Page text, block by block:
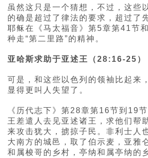
虽然这只是一个猜想，不过，这些
的确是超过了律法的要求，超过了
耶稣在《马太福音》第5章第41节
种走“第二里路”的精神。
亚哈斯求助于亚述王（28:16-25）
可是，和这些以色列的领袖比起来
显得更叫人失望了。
《历代志下》第28章第16节到19
王差遣人去见亚述诸王，求他们帮
来攻击犹大，掳掠子民。非利士人
大南方的城邑，取了伯示麦，亚雅
和属梭哥的乡村，亭纳和属亭纳的